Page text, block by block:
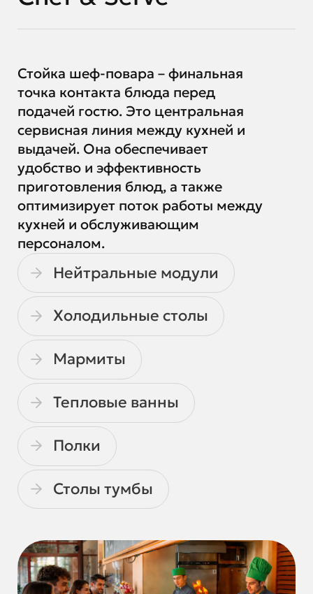
Стойка шеф-повара – финальная
точка контакта блюда перед
подачей гостю. Это центральная
сервисная линия между кухней и
выдачей. Она обеспечивает
удобство и эффективность
приготовления блюд, а также
оптимизирует поток работы между
кухней и обслуживающим
персоналом.
Нейтральные модули
Холодильные столы
Мармиты
Тепловые ванны
Полки
Столы тумбы